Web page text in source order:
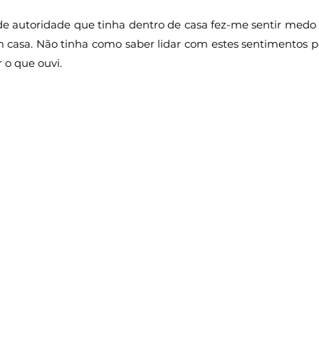
Paterna
autoridade que tinha dentro de casa fez-me sentir
casa. Não tinha como saber lidar com estes sentimentos
o que ouvi.